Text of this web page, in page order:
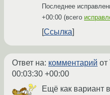
Последнее
+00:00 (всего
Ссылка
Ответ на: комментарий от
00:03:30 +00:00
Ещё как вариант